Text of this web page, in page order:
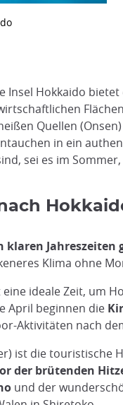
Insel Hokkaido bietet
Quellen
in ein
sei es im
klaren Jahreszeiten
Klima ohne
eine ideale Zeit, um
April beginnen die
Aktivitäten nach
ist die touristische
der brütenden
und der